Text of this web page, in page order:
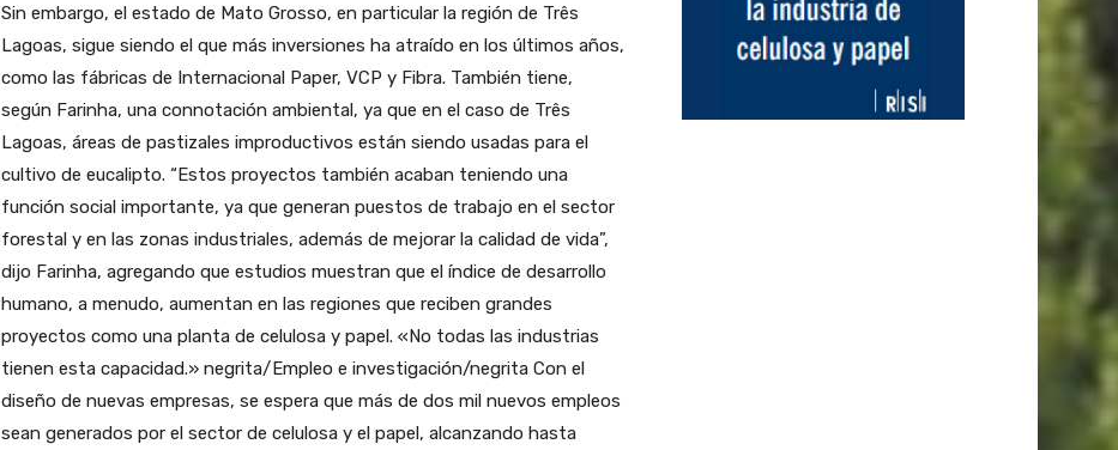
Sin embargo, el estado de Mato Grosso, en particular la región de Três
Lagoas, sigue siendo el que más inversiones ha atraído en los últimos años,
como las fábricas de Internacional Paper, VCP y Fibra. También tiene,
según Farinha, una connotación ambiental, ya que en el caso de Três
Lagoas, áreas de pastizales improductivos están siendo usadas para el
cultivo de eucalipto. “Estos proyectos también acaban teniendo una
función social importante, ya que generan puestos de trabajo en el sector
forestal y en las zonas industriales, además de mejorar la calidad de vida”,
dijo Farinha, agregando que estudios muestran que el índice de desarrollo
humano, a menudo, aumentan en las regiones que reciben grandes
proyectos como una planta de celulosa y papel. «No todas las industrias
tienen esta capacidad.» negrita/Empleo e investigación/negrita Con el
diseño de nuevas empresas, se espera que más de dos mil nuevos empleos
sean generados por el sector de celulosa y el papel, alcanzando hasta